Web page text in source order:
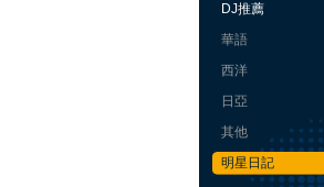
DJ推薦
華語
西洋
日亞
其他
明星日記